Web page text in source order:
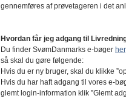
gennemføres af prøvetageren i det
Hvordan får jeg adgang til
Du finder SvømDanmarks e-bøger her
så skal du gøre følgende:
Hvis du er ny bruger, skal du klikke
Hvis du har haft adgang til vores e-
glemt login-information klik ”Glemt